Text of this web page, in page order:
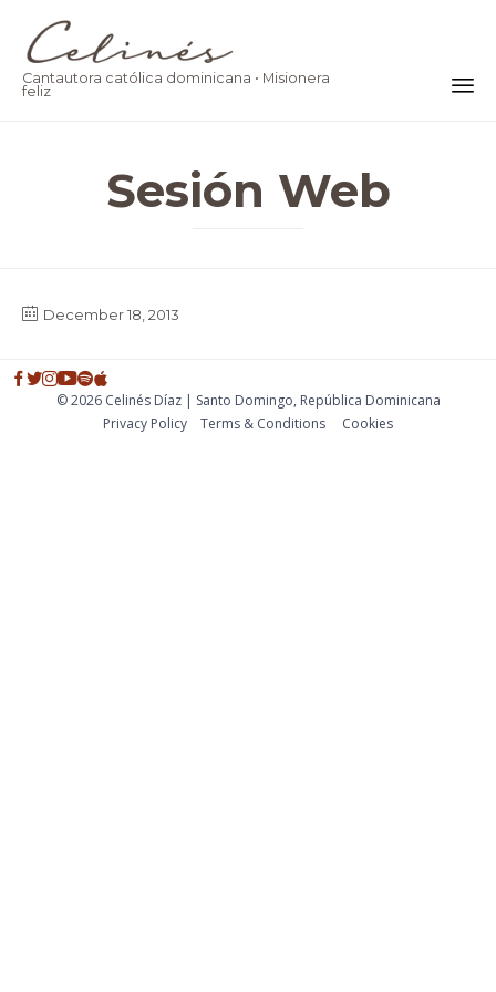
Cantautora católica dominicana • Misionera
feliz
Sesión Web
December 18, 2013
© 2026 Celinés Díaz | Santo Domingo, República Dominicana
Privacy Policy
Тerms & Conditions Cookies